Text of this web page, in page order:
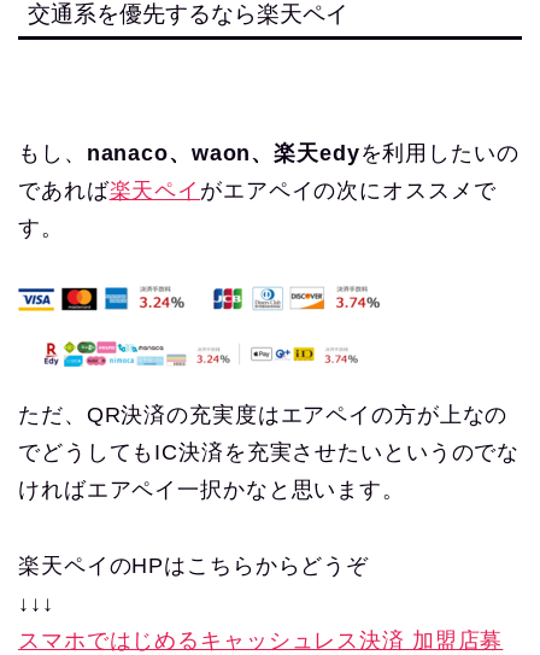
交通系を優先するなら楽天ペイ
もし、 nanaco、waon、楽天edyを利用したいの
であれば楽天ペイ がエアペイの次にオススメで
す。
ただ、QR決済の充実度はエアペイの方が上なの
でどうしてもIC決済を充実させたいというのでな
ければエアペイ一択かなと思います。
楽天ペイのHPはこちらからどうぞ
↓↓↓
スマホではじめるキャッシュレス決済 加盟店募